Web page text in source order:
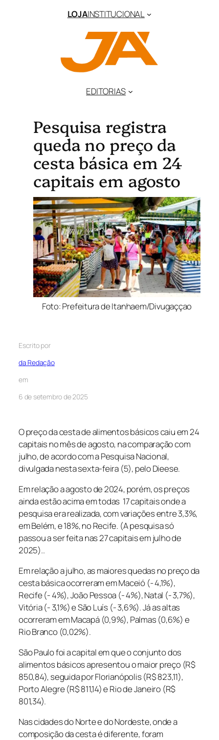
LOJAINSTITUCIONAL
EDITORIAS
Pesquisa registra
queda no preço da
cesta básica em 24
capitais em agosto
Foto: Prefeitura de Itanhaem/Divugaççao
Escrito por
da Redação
em
6 de setembro de 2025
O preço da cesta de alimentos básicos caiu em 24
capitais no mês de agosto, na comparação com
julho, de acordo com a Pesquisa Nacional,
divulgada nesta sexta-feira (5), pelo Dieese.
Em relação a agosto de 2024, porém, os preços
ainda estão acima em todas 17 capitais onde a
pesquisa era realizada, com variações entre 3,3%,
em Belém, e 18%, no Recife. (A pesquisa só
passou a ser feita nas 27 capitais em julho de
2025)..
Em relação a julho, as maiores quedas no preço da
cesta básica ocorreram em Maceió (- 4,1%),
Recife (- 4%), João Pessoa (- 4%), Natal (- 3,7%),
Vitória (- 3,1%) e São Luís (- 3,6%). Já as altas
ocorreram em Macapá (0,9%), Palmas (0,6%) e
Rio Branco (0,02%).
São Paulo foi a capital em que o conjunto dos
alimentos básicos apresentou o maior preço (R$
850,84), seguida por Florianópolis (R$ 823,11),
Porto Alegre (R$ 811,14) e Rio de Janeiro (R$
801,34).
Nas cidades do Norte e do Nordeste, onde a
composição da cesta é diferente, foram